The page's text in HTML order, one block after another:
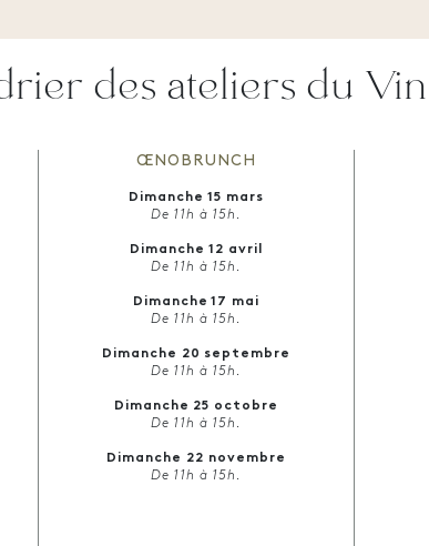
des ateliers du
ŒNOBRUNCH
Dimanche 15 mars
De 11h à 15h.
Dimanche 12 avril
De 11h à 15h.
Dimanche 17 mai
De 11h à 15h.
Dimanche 20 septembre
De 11h à 15h.
Dimanche 25 octobre
De 11h à 15h.
Dimanche 22 novembre
De 11h à 15h.